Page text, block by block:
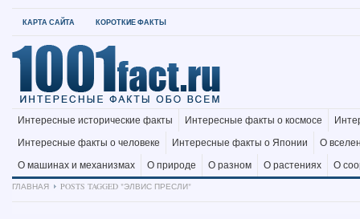
КАРТА САЙТА КОРОТКИЕ ФАКТЫ
Интересные исторические факты Интересные факты о космосе
Интересные факты о человеке
Интересные факты о Японии
О
О машинах и механизмах
О природе О разном О растениях
О
ГЛАВНАЯ
POSTS TAGGED "ЭЛВИС ПРЕСЛИ"